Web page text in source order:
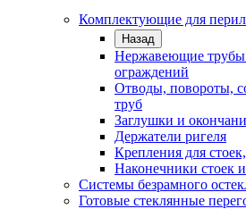
Комплектующие для
Назад
Нержавеющие трубы
ограждений
Отводы, повороты,
труб
Заглушки и
Держатели ригеля
Крепления для
Наконечники стоек
Системы безрамного
Готовые стеклянные